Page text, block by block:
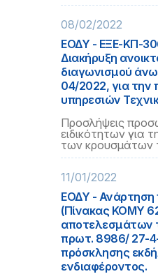
08/02/2022
ΕΟΔΥ - ΕΞΕ-ΚΠ-
Διακήρυξη
διαγωνισμού
04/2022, για την
υπηρεσιών
Προσλήψεις
ειδικότητων για
των κρουσμάτων
11/01/2022
ΕΟΔΥ - Ανάρτηση
(Πίνακας ΚΟΜΥ
αποτελεσμάτων
πρωτ. 8986/ 27-
πρόσκλησης
ενδιαφέροντος.